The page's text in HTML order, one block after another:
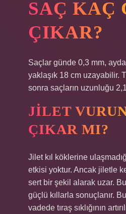
SAÇ KAÇ
ÇIKAR?
Saçlar günde 0,3 mm,
yaklaşık 18 cm uzayabilir.
sonra saçların uzunluğu
JILET
ÇIKAR MI?
Jilet kıl köklerine
etkisi yoktur. Ancak jiletle
sert bir şekil alarak uzar.
güçlü kıllarla sonuçlanır.
vadede tıraş sıklığının